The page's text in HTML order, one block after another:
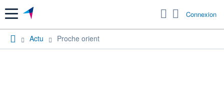
Menu Connexion
Actu Proche orient